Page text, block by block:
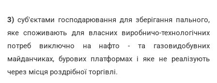
3) суб'єктами господарювання для зберігання пального,
яке споживають для власних виробничо-технологічних
потреб виключно на нафто - та газовидобувних
майданчиках, бурових платформах і яке не реалізують
через місця роздрібної торгівлі.